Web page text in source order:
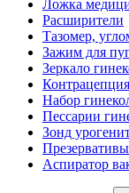
Ложка
Расширители
Тазомер,
Зажим для
Зеркало
Контрацепция
Набор
Пессарии
Зонд
Аспиратор